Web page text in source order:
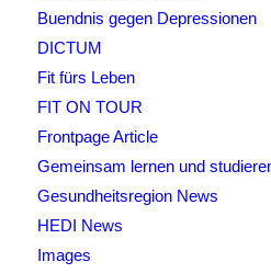
Buendnis gegen Depressionen
DICTUM
Fit fürs Leben
FIT ON TOUR
Frontpage Article
Gemeinsam lernen und
Gesundheitsregion News
HEDI News
Images